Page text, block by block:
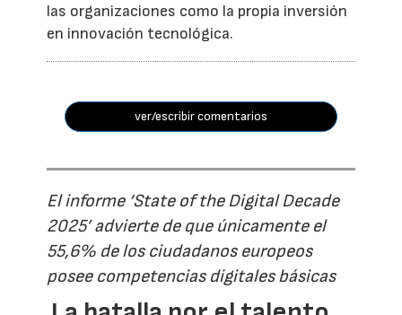
las organizaciones como la propia inversión
en innovación tecnológica.
ver/escribir comentarios
El informe ‘State of the Digital Decade
2025’ advierte de que únicamente el
55,6% de los ciudadanos europeos
posee competencias digitales básicas